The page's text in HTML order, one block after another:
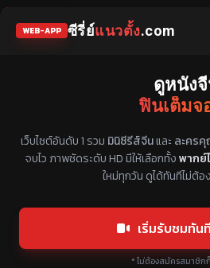
WEB-APP ซีรี่ย์แนวตั้ง.com
ดูหนัง
ฟินเต็มจ
เว็บไซต์อันดับ 1 รวม มินิซีรีส์จีนและ ละคร
จบไว ภาพชัดระดับ HD มีให้เลือกทั้งพากย์
ใหม่ทุกวัน ดูได้ทันทีไม่ต้อ
เริ่มรับชมทัน
* ไม่ต้องสมัครสมาชิก